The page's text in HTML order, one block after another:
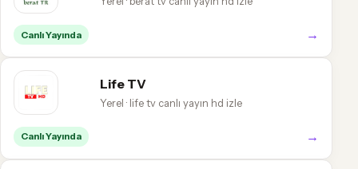
Canlı Yayında →
Life TV
Yerel · life tv canlı yayın hd izle
Canlı Yayında →